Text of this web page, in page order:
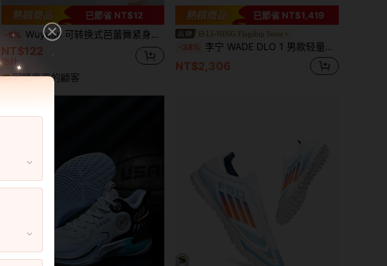
已節省 NT$12
-9% Wuyuan 可转换式芭蕾舞紧身裤，脚部开口设计 - 柔软、弹力十足，是舞蹈、芭蕾舞和脚趾练习的理想之选
NT$122
估計
回購率高的顧客
已節省 NT$1,419
LI-NING Flagship Store
-38% 李宁 WADE DLO 1 男款轻量高弹篮球鞋 ABPV009
NT$2,306